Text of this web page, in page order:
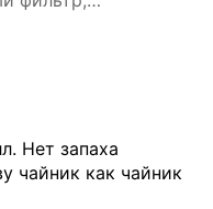
от перегрева,
Нет запаха
чайник как чайник